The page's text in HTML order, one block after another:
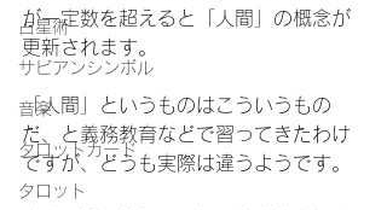
占星術
サビアンシンボル
音楽
タロットカード
タロット
が一定数を超えると「人間」の概念が
更新されます。
「人間」というものはこういうもの
だ、と義務教育などで習ってきたわけ
ですが、どうも実際は違うようです。